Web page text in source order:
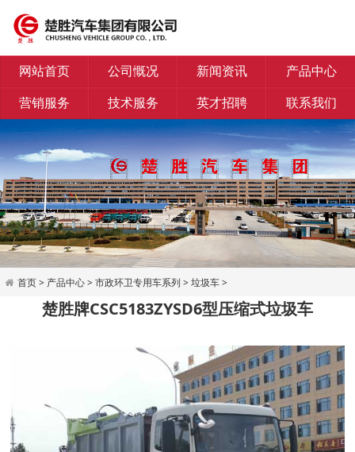
网站首页 公司慨况 新闻资讯
产品中心
营销服务
技术服务 英才招聘 联系我们
首页> 产品中心>市政环卫专用车系列>垃圾车>
楚胜牌CSC5183ZYSD6型压缩式垃圾车